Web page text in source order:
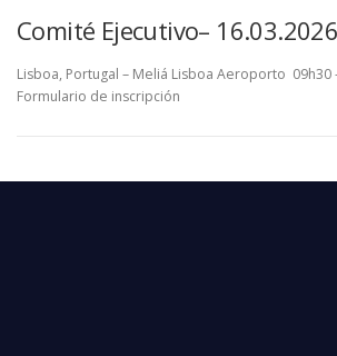
Comité Ejecutivo– 16.03.2026
Lisboa, Portugal – Meliá Lisboa Aeroporto 09h30
Formulario de inscripción